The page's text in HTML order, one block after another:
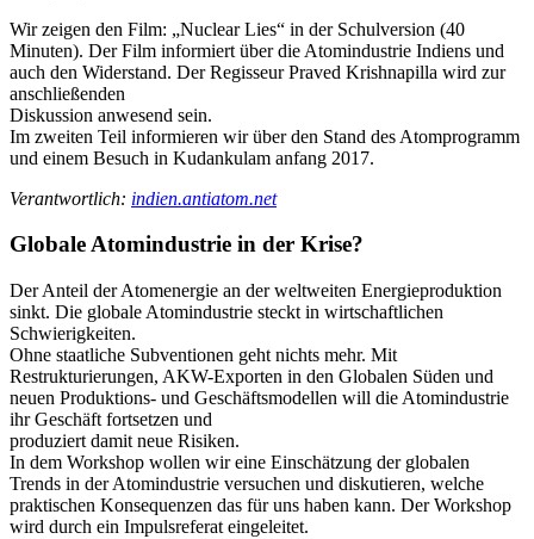
Wir zeigen den Film: „Nuclear Lies“ in der Schulversion (40
Minuten). Der Film informiert über die Atomindustrie Indiens und
auch den Widerstand. Der Regisseur Praved Krishnapilla wird zur
anschließenden
Diskussion anwesend sein.
Im zweiten Teil informieren wir über den Stand des Atomprogramm
und einem Besuch in Kudankulam anfang 2017.
Verantwortlich: indien.antiatom.net
Globale Atomindustrie in der Krise?
Der Anteil der Atomenergie an der weltweiten Energieproduktion
sinkt. Die globale Atomindustrie steckt in wirtschaftlichen
Schwierigkeiten.
Ohne staatliche Subventionen geht nichts mehr. Mit
Restrukturierungen, AKW-Exporten in den Globalen Süden und
neuen Produktions- und Geschäftsmodellen will die Atomindustrie
ihr Geschäft fortsetzen und
produziert damit neue Risiken.
In dem Workshop wollen wir eine Einschätzung der globalen
Trends in der Atomindustrie versuchen und diskutieren, welche
praktischen Konsequenzen das für uns haben kann. Der Workshop
wird durch ein Impulsreferat eingeleitet.